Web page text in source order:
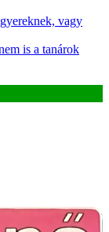
vagy
is a tanárok